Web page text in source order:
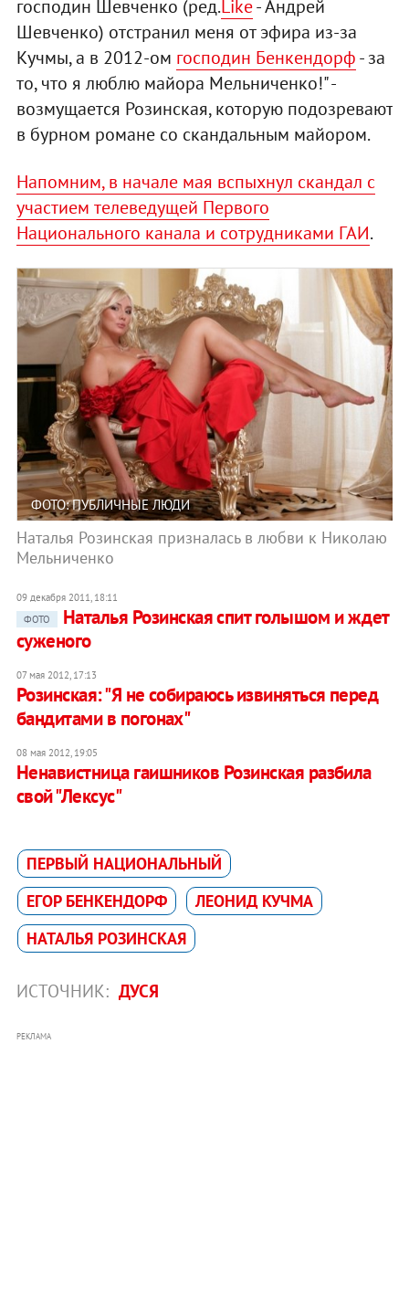
господин Шевченко (ред.Like- Андрей
Шевченко) отстранил меня от эфира из-за
Кучмы, а в 2012-ом господин Бенкендорф- за
то, что я люблю майора Мельниченко!" -
возмущается Розинская, которую подозревают
в бурном романе со скандальным майором.
Напомним, в начале мая вспыхнул скандал с
участием телеведущей Первого
Национального канала и сотрудниками ГАИ.
ФОТО: ПУБЛИЧНЫЕ ЛЮДИ
Наталья Розинская призналась в любви к Николаю
Мельниченко
09 декабря 2011, 18:11
ФОТО
Наталья Розинская спит голышом и ждет
суженого
07 мая 2012, 17:13
Розинская: "Я не собираюсь извиняться перед
бандитами в погонах"
08 мая 2012, 19:05
Ненавистница гаишников Розинская разбила
свой "Лексус"
ПЕРВЫЙ НАЦИОНАЛЬНЫЙ
ЕГОР БЕНКЕНДОРФ
ЛЕОНИД КУЧМА
НАТАЛЬЯ РОЗИНСКАЯ
ИСТОЧНИК: ДУСЯ
РЕКЛАМА